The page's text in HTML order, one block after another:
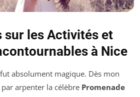
sur les Activités et
à Nice
fut absolument magique. Dès mon
arpenter la célèbre Promenade